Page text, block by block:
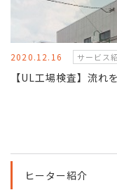
2020.12.16 サービス
【UL工場検査】流れ
ヒーター紹介